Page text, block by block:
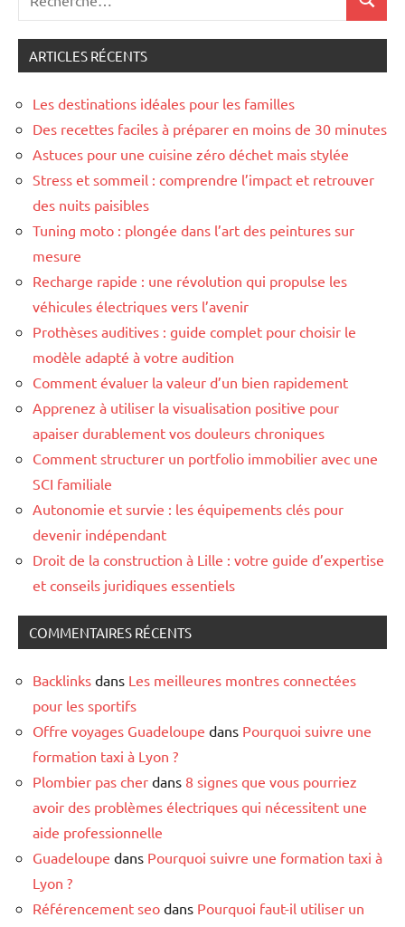
pour
:
ARTICLES RÉCENTS
Les destinations idéales pour les familles
Des recettes faciles à préparer en moins de 30 minutes
Astuces pour une cuisine zéro déchet mais stylée
Stress et sommeil : comprendre l’impact et retrouver
des nuits paisibles
Tuning moto : plongée dans l’art des peintures sur
mesure
Recharge rapide : une révolution qui propulse les
véhicules électriques vers l’avenir
Prothèses auditives : guide complet pour choisir le
modèle adapté à votre audition
Comment évaluer la valeur d’un bien rapidement
Apprenez à utiliser la visualisation positive pour
apaiser durablement vos douleurs chroniques
Comment structurer un portfolio immobilier avec une
SCI familiale
Autonomie et survie : les équipements clés pour
devenir indépendant
Droit de la construction à Lille : votre guide d’expertise
et conseils juridiques essentiels
COMMENTAIRES RÉCENTS
Backlinks dans Les meilleures montres connectées
pour les sportifs
Offre voyages Guadeloupe dans Pourquoi suivre une
formation taxi à Lyon ?
Plombier pas cher dans 8 signes que vous pourriez
avoir des problèmes électriques qui nécessitent une
aide professionnelle
Guadeloupe dans Pourquoi suivre une formation taxi à
Lyon ?
Référencement seo dans Pourquoi faut-il utiliser un